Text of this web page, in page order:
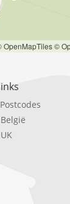
OpenMapTiles©